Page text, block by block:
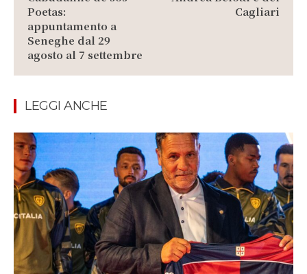
Poetas:
appuntamento a
Seneghe dal 29
agosto al 7 settembre
Cagliari
LEGGI ANCHE